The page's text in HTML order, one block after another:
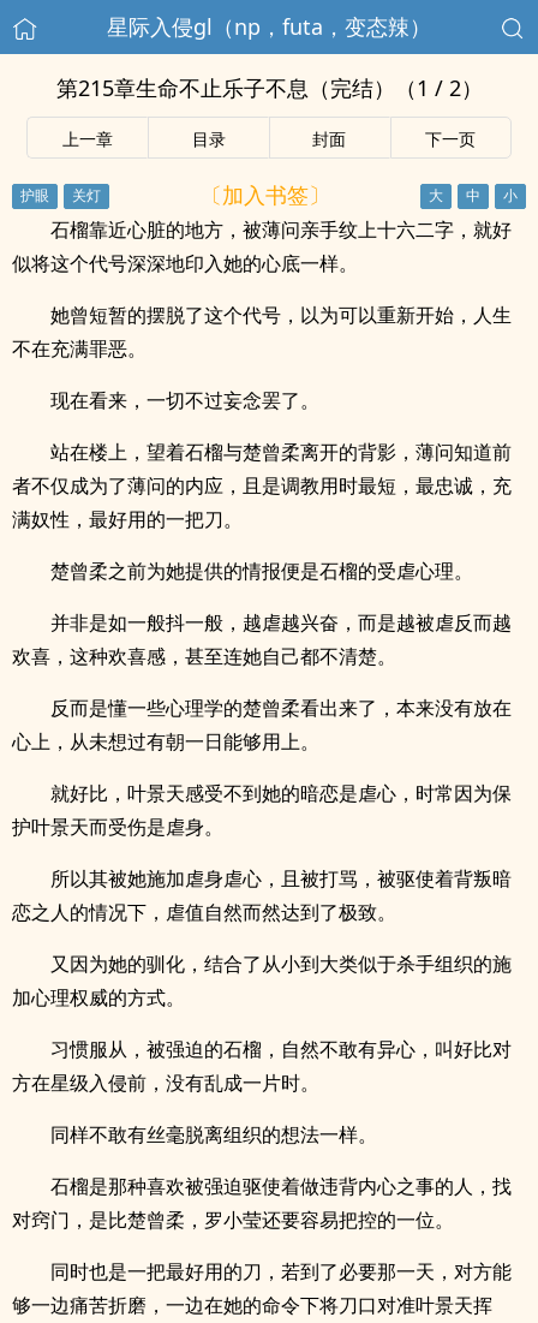
星际入侵gl（np，futa，变态辣）
第215章生命不止乐子不息（完结）（1 / 2）
上一章 目录 封面 下一页
〔加入书签〕
石榴靠近心脏的地方，被薄问亲手纹上十六二字，就好
似将这个代号深深地印入她的心底一样。
她曾短暂的摆脱了这个代号，以为可以重新开始，人生
不在充满罪恶。
现在看来，一切不过妄念罢了。
站在楼上，望着石榴与楚曾柔离开的背影，薄问知道前
者不仅成为了薄问的内应，且是调教用时最短，最忠诚，充
满奴性，最好用的一把刀。
楚曾柔之前为她提供的情报便是石榴的受虐心理。
并非是如一般抖一般，越虐越兴奋，而是越被虐反而越
欢喜，这种欢喜感，甚至连她自己都不清楚。
反而是懂一些心理学的楚曾柔看出来了，本来没有放在
心上，从未想过有朝一日能够用上。
就好比，叶景天感受不到她的暗恋是虐心，时常因为保
护叶景天而受伤是虐身。
所以其被她施加虐身虐心，且被打骂，被驱使着背叛暗
恋之人的情况下，虐值自然而然达到了极致。
又因为她的驯化，结合了从小到大类似于杀手组织的施
加心理权威的方式。
习惯服从，被强迫的石榴，自然不敢有异心，叫好比对
方在星级入侵前，没有乱成一片时。
同样不敢有丝毫脱离组织的想法一样。
石榴是那种喜欢被强迫驱使着做违背内心之事的人，找
对窍门，是比楚曾柔，罗小莹还要容易把控的一位。
同时也是一把最好用的刀，若到了必要那一天，对方能
够一边痛苦折磨，一边在她的命令下将刀口对准叶景天挥